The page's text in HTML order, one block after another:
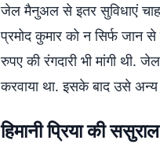
जेल मैनुअल से इतर सुविधाएं
प्रमोद कुमार को न सिर्फ जान
रुपए की रंगदारी भी मांगी
करवाया था. इसके बाद उसे
हिमानी प्रिया की